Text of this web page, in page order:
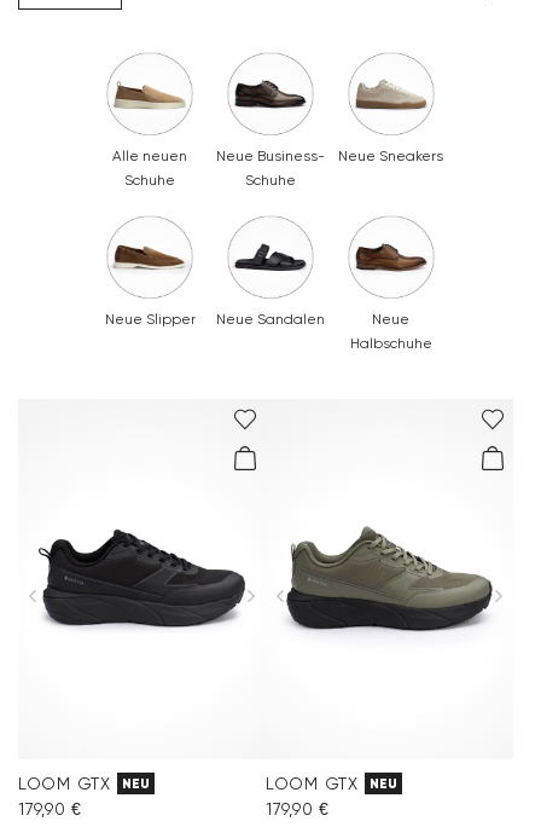
Alle neuen
Schuhe
Neue Business-
Schuhe
Neue Sneakers
Neue Slipper Neue Sandalen
Neue
Halbschuhe
LOOM GTX NEU
179,90 €
LOOM GTX NEU
179,90 €